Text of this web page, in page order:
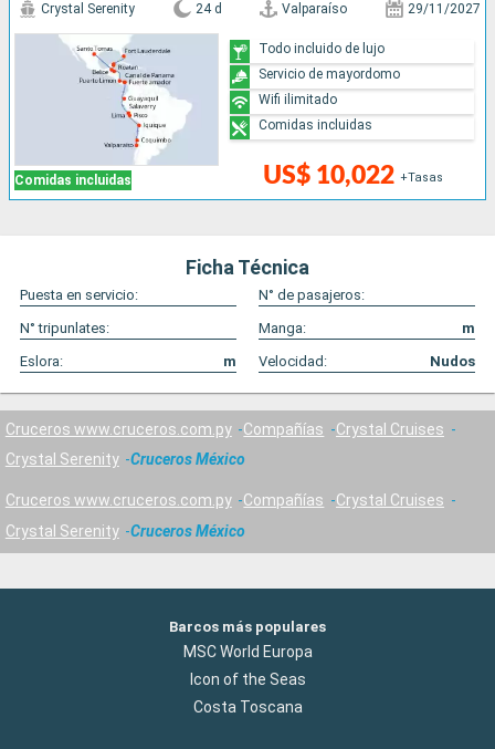
Comidas incluidas
Crystal Serenity 24 d Valparaíso 29/11/2027
US$ 10,022 +Tasas
Todo incluido de lujo
Servicio de mayordomo
Wifi ilimitado
Comidas incluidas
Ficha Técnica
Puesta en servicio:
N° de pasajeros:
N° tripunlates:
Manga:
m
Eslora:
m Velocidad: Nudos
Cruceros www.cruceros.com.py Compañías
Crystal Cruises
Crystal Serenity
Cruceros México
Cruceros www.cruceros.com.py Compañías
Crystal Cruises
Crystal Serenity
Cruceros México
Barcos más populares
MSC World Europa
Icon of the Seas
Costa Toscana